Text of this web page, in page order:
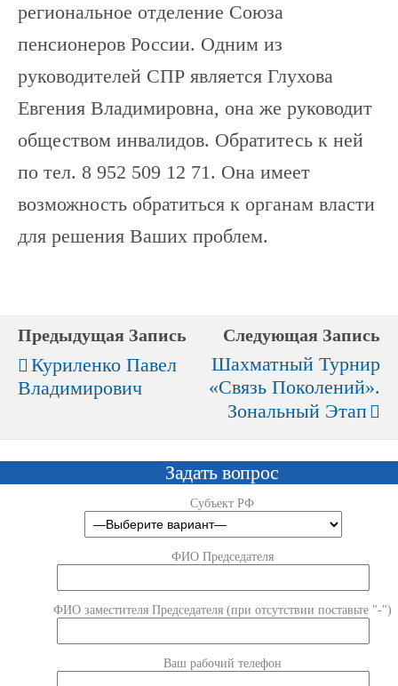
региональное отделение Союза
пенсионеров России. Одним из
руководителей СПР является Глухова
Евгения Владимировна, она же руководит
обществом инвалидов. Обратитесь к ней
по тел. 8 952 509 12 71. Она имеет
возможность обратиться к органам власти
для решения Ваших проблем.
Предыдущая Запись
Куриленко Павел
Владимирович
Следующая Запись
Шахматный Турнир
«Связь Поколений».
Зональный Этап
Задать вопрос
Субъект РФ
ФИО Председателя
ФИО заместителя Председателя (при отсутствии поставьте "-")
Ваш рабочий телефон